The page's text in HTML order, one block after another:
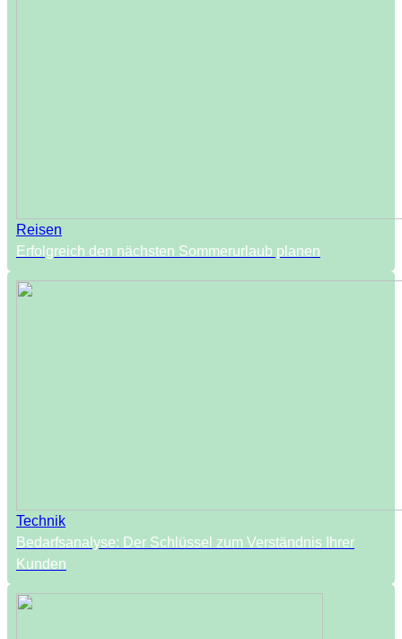
Reisen
Erfolgreich den nächsten Sommerurlaub planen
Technik
Bedarfsanalyse: Der Schlüssel zum Verständnis Ihrer
Kunden